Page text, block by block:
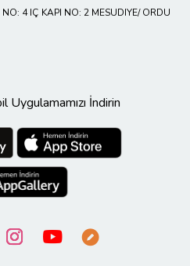
4 IÇ KAPI NO: 2 MESUDIYE/ ORDU
İndirin